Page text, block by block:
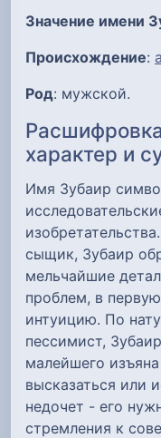
Значение имени
Происхождение:
Род: мужской.
характер и
Имя Зубаир
сыщик, Зубаир
мельчайшие
проблем, в
интуицию. По
пессимист,
малейшего
высказаться или
недочет - его
стремления к